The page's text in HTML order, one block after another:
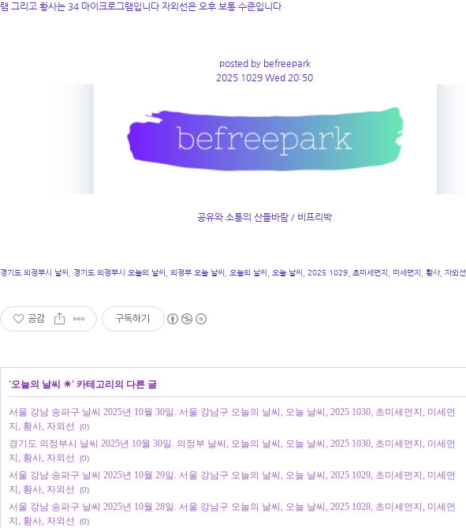
램 그리고 황사는 34 마이크로그램입니다 자외선은 오후 보통 수준입니다
posted by befreepark
2025 1029 Wed 20:50
공유와 소통의 산들바람 / 비프리박
경기도 의정부시 날씨, 경기도 의정부시 오늘의 날씨, 의정부 오늘 날씨, 오늘의 날씨, 오늘 날씨, 2025 1029, 초미세먼지, 미세먼지, 황사, 자외선
공감 구독하기
'오늘의 날씨 ☀' 카테고리의 다른 글
서울 강남 송파구 날씨 2025년 10월 30일. 서울 강남구 오늘의 날씨, 오늘 날씨, 2025 1030, 초미세먼지, 미세먼
지, 황사, 자외선
(0)
경기도 의정부시 날씨 2025년 10월 30일. 의정부 날씨, 오늘의 날씨, 오늘 날씨, 2025 1030, 초미세먼지, 미세먼
지, 황사, 자외선
(0)
서울 강남 송파구 날씨 2025년 10월 29일. 서울 강남구 오늘의 날씨, 오늘 날씨, 2025 1029, 초미세먼지, 미세먼
지, 황사, 자외선
(0)
서울 강남 송파구 날씨 2025년 10월 28일. 서울 강남구 오늘의 날씨, 오늘 날씨, 2025 1028, 초미세먼지, 미세먼
지, 황사, 자외선
(0)